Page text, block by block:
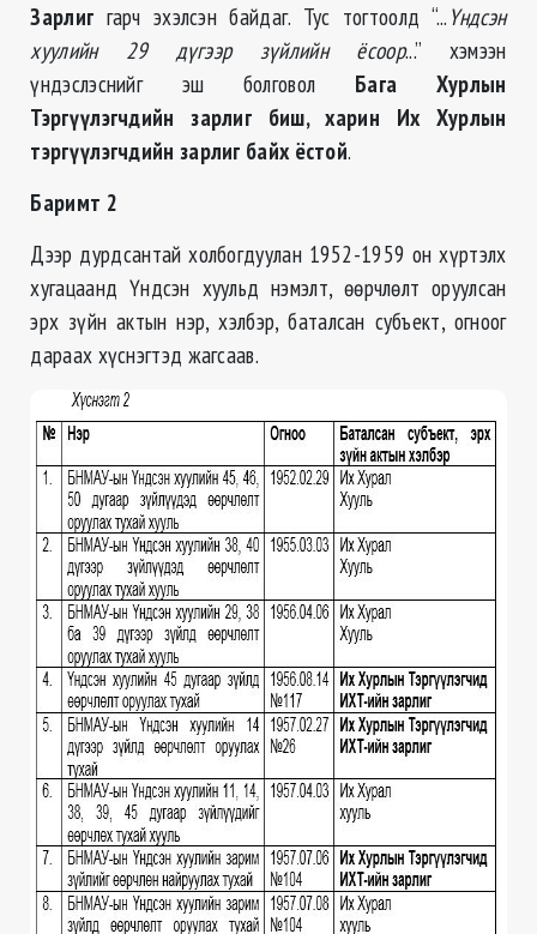
Зарлиг гарч эхэлсэн байдаг. Тус тогтоолд “... Үндсэн
хуулийн 29 дүгээр зүйлийн ёсоор...” хэмээн
үндэслэснийг эш болговол Бага Хурлын
Тэргүүлэгчдийн зарлиг биш, харин Их Хурлын
тэргүүлэгчдийн зарлиг байх ёстой.
Баримт 2
Дээр дурдсантай холбогдуулан 1952-1959 он хүртэлх
хугацаанд Үндсэн хуульд нэмэлт, өөрчлөлт оруулсан
эрх зүйн актын нэр, хэлбэр, баталсан субъект, огноог
дараах хүснэгтэд жагсаав.